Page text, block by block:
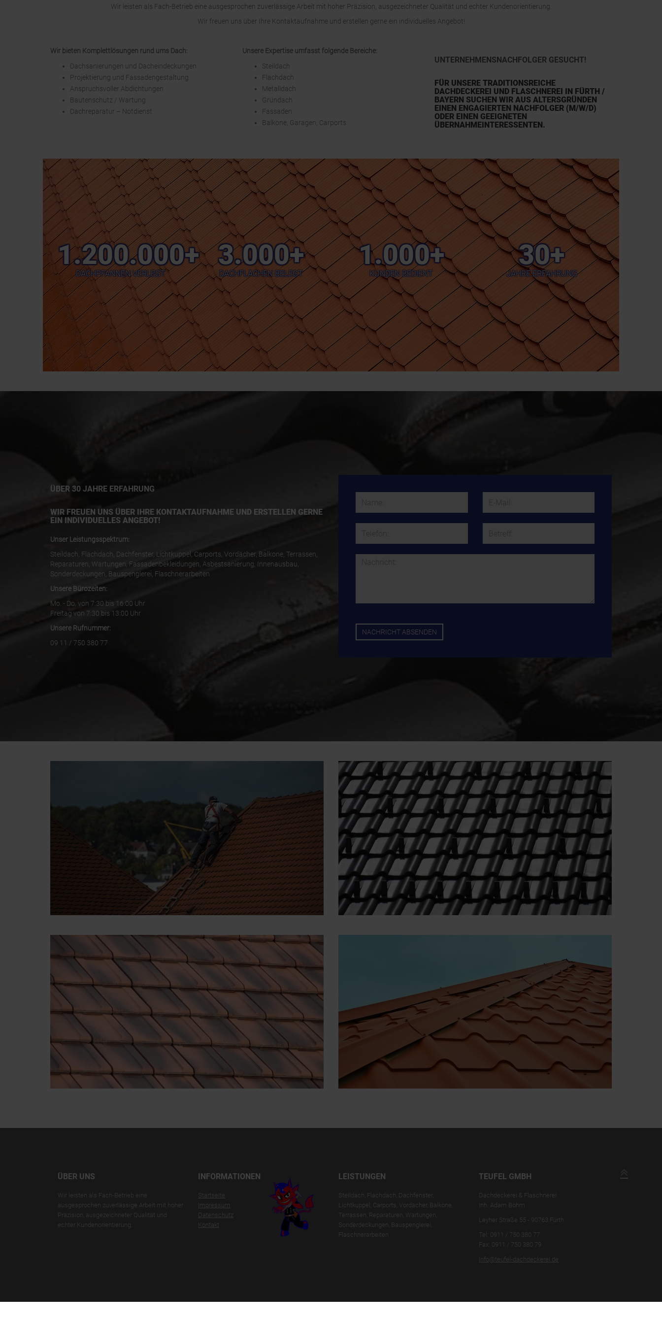
Wir leisten als Fach-Betrieb eine ausgesprochen zuverlässige Arbeit mit hoher Präzision, ausgezeichneter Qualität und echter Kundenorientierung.
Wir freuen uns über Ihre Kontaktaufnahme und erstellen gerne ein individuelles Angebot!
Wir bieten Komplettlösungen rund ums Dach:
Dachsanierungen und Dacheindeckungen
Projektierung und Fassadengestaltung
Anspruchsvoller Abdichtungen
Bautenschutz / Wartung
Dachreparatur – Notdienst
Unsere Expertise umfasst folgende Bereiche:
Steildach
Flachdach
Metalldach
Gründach
Fassaden
Balkone, Garagen, Carports
UNTERNEHMENSNACHFOLGER GESUCHT!
FÜR UNSERE TRADITIONSREICHE
DACHDECKEREI UND FLASCHNEREI IN FÜRTH /
BAYERN SUCHEN WIR AUS ALTERSGRÜNDEN
EINEN ENGAGIERTEN NACHFOLGER (M/W/D)
ODER EINEN GEEIGNETEN
ÜBERNAHMEINTERESSENTEN.
1.200.000+
DACHPFANNEN VERLEGT
3.000+
DACHFLÄCHEN BELEGT
1.000+
KUNDEN BEDIENT
30+
JAHRE ERFAHRUNG
ÜBER 30 JAHRE ERFAHRUNG
WIR FREUEN UNS ÜBER IHRE KONTAKTAUFNAHME UND ERSTELLEN GERNE
EIN INDIVIDUELLES ANGEBOT!
Unser Leistungsspektrum:
Steildach, Flachdach, Dachfenster, Lichtkuppel, Carports, Vordächer, Balkone, Terrassen,
Reparaturen, Wartungen, Fassadenbekleidungen, Asbestsanierung, Innenausbau,
Sonderdeckungen, Bauspenglerei, Flaschnerarbeiten
Unsere Bürozeiten:
Mo. - Do. von 7:30 bis 16:00 Uhr
Freitag von 7:30 bis 13:00 Uhr
Unsere Rufnummer:
09 11 / 750 380 77
ÜBER UNS
Wir leisten als Fach-Betrieb eine
ausgesprochen zuverlässige Arbeit mit hoher
Präzision, ausgezeichneter Qualität und
echter Kundenorientierung.
INFORMATIONEN
Startseite
Impressum
Datenschutz
Kontakt
LEISTUNGEN
Steildach, Flachdach, Dachfenster,
Lichtkuppel, Carports, Vordächer, Balkone,
Terrassen, Reparaturen, Wartungen,
Sonderdeckungen, Bauspenglerei,
Flaschnerarbeiten
TEUFEL GMBH
Dachdeckerei & Flaschnerei
Inh. Adam Böhm
Leyher Straße 55 - 90763 Fürth
Tel: 0911 / 750 380 77
Fax: 0911 / 750 380 79
info@teufel-dachdeckerei.de